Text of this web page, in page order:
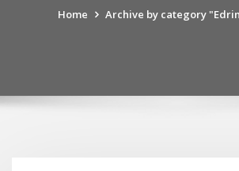
Home Archive by category